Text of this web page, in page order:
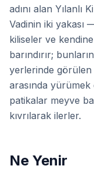
adını alan Yılanlı
Vadinin iki yakası
kiliseler ve
barındırır;
yerlerinde görülen
arasında yürümek
patikalar meyve
kıvrılarak ilerler.
Ne Yenir